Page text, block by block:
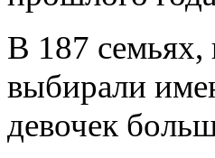
В 187 семьях,
выбирали
девочек